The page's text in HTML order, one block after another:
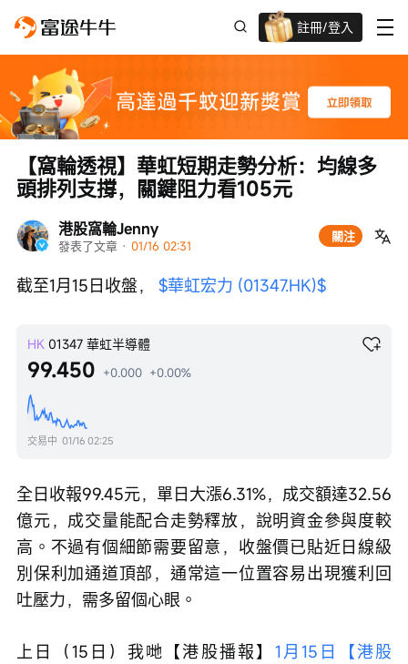
註冊/登入
港股窩輪Jenny
發表了文章 · 01/16 02:31
關注
【窩輪透視】華虹短期走勢分析：均線多
頭排列支撐，關鍵阻力看105元
截至1月15日收盤， $華虹宏力 (01347.HK)$
HK 01347 華虹半導體
99.450 +0.000 +0.00%
交易中 01/16 02:25
全日收報99.45元，單日大漲6.31%，成交額達32.56
億元，成交量能配合走勢釋放，說明資金參與度較
高。不過有個細節需要留意，收盤價已貼近日線級
別保利加通道頂部，通常這一位置容易出現獲利回
吐壓力，需多留個心眼。
上日（15日）我哋【港股播報】 1月15日【港股